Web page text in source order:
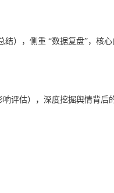
结），侧重 “数据复盘”，核
评估），深度挖掘舆情背后